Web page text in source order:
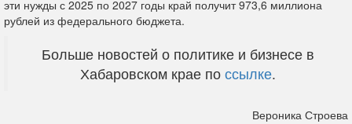
эти нужды с 2025 по 2027 годы край получит 973,6 миллиона
рублей из федерального бюджета.
Больше новостей о политике и бизнесе в
Хабаровском крае по ссылке.
Вероника Строева